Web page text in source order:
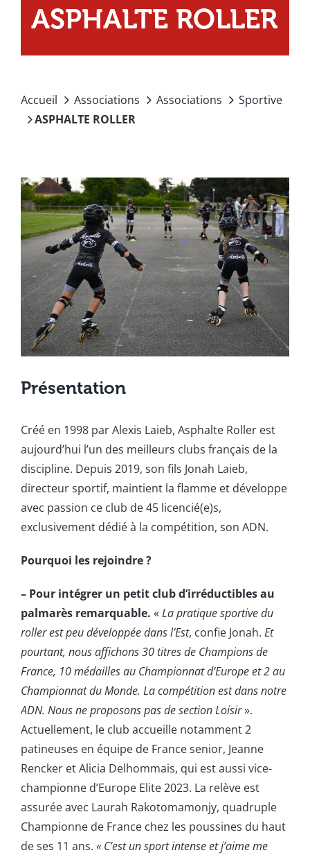
ASPHALTE ROLLER
Accueil Associations Associations
Sportive
ASPHALTE ROLLER
Présentation
Créé en 1998 par Alexis Laieb, Asphalte Roller est
aujourd’hui l’un des meilleurs clubs français de la
discipline. Depuis 2019, son fils Jonah Laieb,
directeur sportif, maintient la flamme et développe
avec passion ce club de 45 licencié(e)s,
exclusivement dédié à la compétition, son ADN.
Pourquoi les rejoindre ?
– Pour intégrer un petit club d’irréductibles au
palmarès remarquable. «La pratique sportive du
roller est peu développée dans l’Est, confie Jonah. Et
pourtant, nous affichons 30 titres de Champions de
France, 10 médailles au Championnat d’Europe et 2 au
Championnat du Monde. La compétition est dans notre
ADN. Nous ne proposons pas de section Loisir».
Actuellement, le club accueille notamment 2
patineuses en équipe de France senior, Jeanne
Rencker et Alicia Delhommais, qui est aussi vice-
championne d’Europe Elite 2023. La relève est
assurée avec Laurah Rakotomamonjy, quadruple
Championne de France chez les poussines du haut
de ses 11 ans. « C’est un sport intense et j’aime me